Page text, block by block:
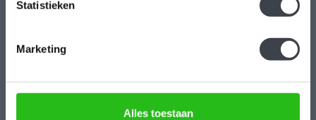
Statistieken
Marketing
Alles toestaan
Kristal-Glas is de online Glas & Kristalwinkel voor al uw
Leerdamse Glaskunst en Kristal. Daarnaast kunt u ons
bezoeken in onze galerie te Leerdam. U bent van harte welkom!
Geopend: Wo t/m Vrijdag 13-17 uur Zaterdag 10-17 uur.
Hoogstraat 45